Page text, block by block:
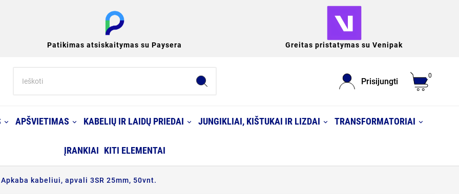
Patikimas atsiskaitymas su Paysera Greitas pristatymas su Venipak
Prisijungti
0
APŠVIETIMAS KABELIŲ IR LAIDŲ PRIEDAI JUNGIKLIAI, KIŠTUKAI IR LIZDAI TRANSFORMATORIAI
ĮRANKIAI KITI ELEMENTAI
Apkaba kabeliui, apvali 3SR 25mm, 50vnt.